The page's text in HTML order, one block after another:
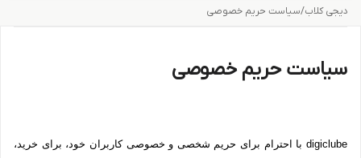
دیجی کلاب/سیاست حریم خصوصی
سیاست حریم خصوصی
digiclube با احترام برای حریم شخصی و خصوصی کاربران خود، برای خرید،